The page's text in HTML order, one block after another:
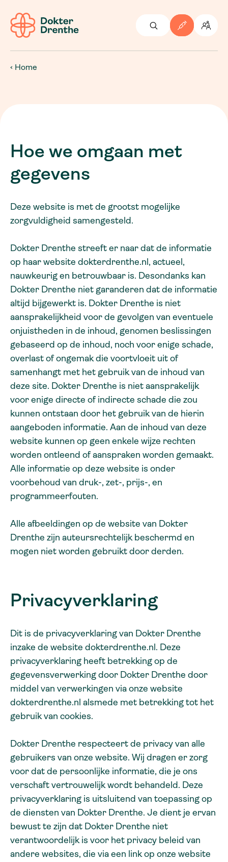
Home
Hoe we omgaan met
gegevens
Deze website is met de grootst mogelijke
zorgvuldigheid samengesteld.
Dokter Drenthe streeft er naar dat de informatie
op haar website dokterdrenthe.nl, actueel,
nauwkeurig en betrouwbaar is. Desondanks kan
Dokter Drenthe niet garanderen dat de informatie
altijd bijgewerkt is. Dokter Drenthe is niet
aansprakelijkheid voor de gevolgen van eventuele
onjuistheden in de inhoud, genomen beslissingen
gebaseerd op de inhoud, noch voor enige schade,
overlast of ongemak die voortvloeit uit of
samenhangt met het gebruik van de inhoud van
deze site. Dokter Drenthe is niet aansprakelijk
voor enige directe of indirecte schade die zou
kunnen ontstaan door het gebruik van de hierin
aangeboden informatie. Aan de inhoud van deze
website kunnen op geen enkele wijze rechten
worden ontleend of aanspraken worden gemaakt.
Alle informatie op deze website is onder
voorbehoud van druk-, zet-, prijs-, en
programmeerfouten.
Alle afbeeldingen op de website van Dokter
Drenthe zijn auteursrechtelijk beschermd en
mogen niet worden gebruikt door derden.
Privacyverklaring
Dit is de privacyverklaring van Dokter Drenthe
inzake de website dokterdrenthe.nl. Deze
privacyverklaring heeft betrekking op de
gegevensverwerking door Dokter Drenthe door
middel van verwerkingen via onze website
dokterdrenthe.nl alsmede met betrekking tot het
gebruik van cookies.
Dokter Drenthe respecteert de privacy van alle
gebruikers van onze website. Wij dragen er zorg
voor dat de persoonlijke informatie, die je ons
verschaft vertrouwelijk wordt behandeld. Deze
privacyverklaring is uitsluitend van toepassing op
de diensten van Dokter Drenthe. Je dient je ervan
bewust te zijn dat Dokter Drenthe niet
verantwoordelijk is voor het privacy beleid van
andere websites, die via een link op onze website